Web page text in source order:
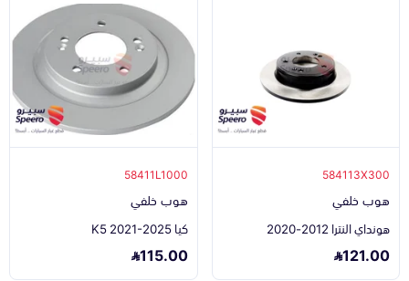
584113X300
هوب خلفي
هونداي النترا 2012-2020
121.00
58411L1000
هوب خلفي
كيا K5 2021-2025
115.00